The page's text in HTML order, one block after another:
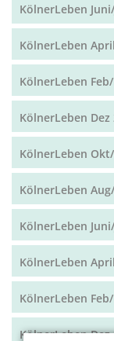
KölnerLeben
KölnerLeben
KölnerLeben
KölnerLeben Dez
KölnerLeben
KölnerLeben
KölnerLeben
KölnerLeben
KölnerLeben
KölnerLeben Dez